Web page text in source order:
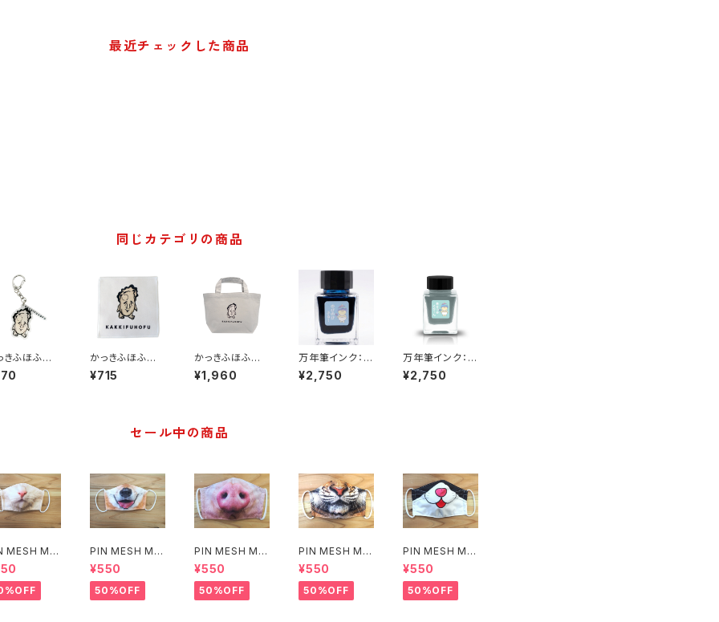
最近チェックした商品
同じカテゴリの商品
きふほふ
リルキーホ
ー
かっきふほふ
ハンドタオル
¥715
かっきふほふ ト
ートバッグ
¥1,960
万年筆インク：の
びのびぶるー
くわいえっと
¥2,750
万年筆インク：あ
さつゆぐりー
ん くわいえっと
¥2,750
セール中の商品
MESH MA
こ)
PIN MESH MA
SK(いぬ)
¥550
50%OFF
PIN MESH MA
SK(ぶた)
¥550
50%OFF
PIN MESH MA
SK(トラ)
¥550
50%OFF
PIN MESH MA
SK(イラストね
こ)
¥550
50%OFF